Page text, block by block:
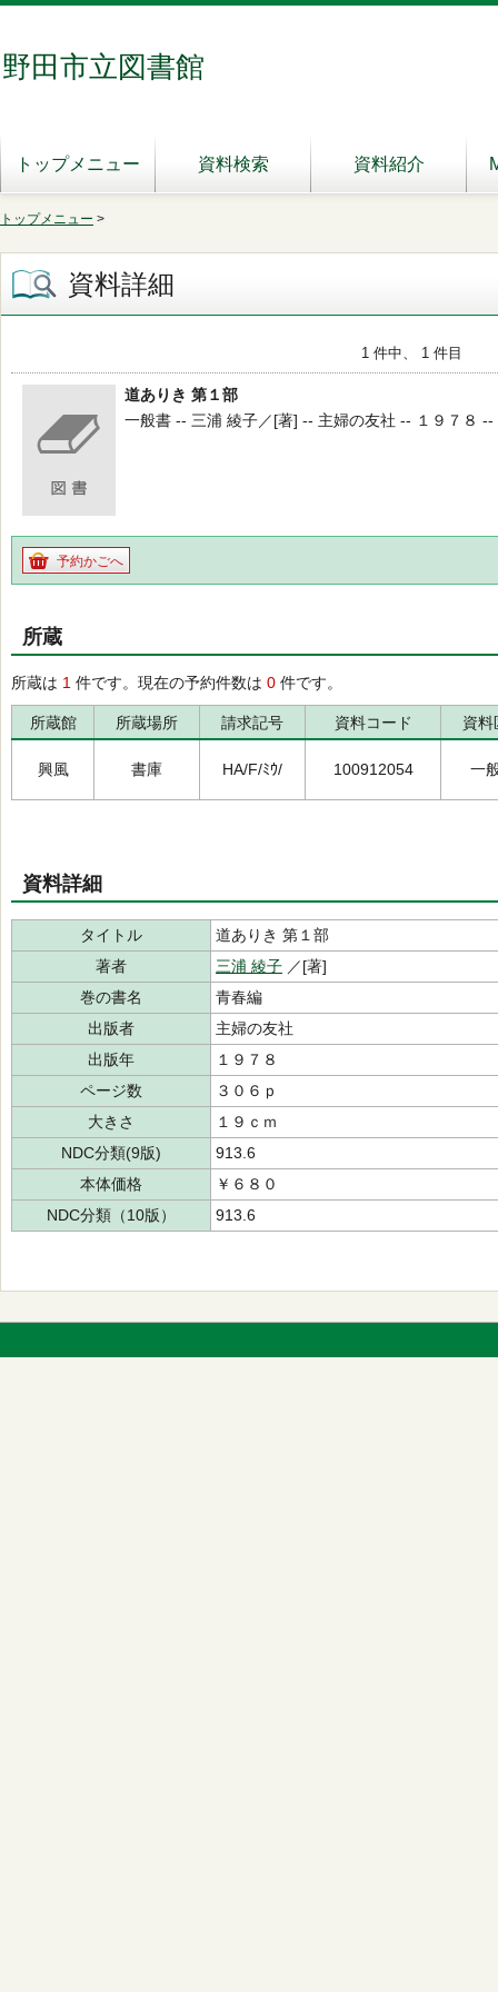
野田市立図書館
トップメニュー 資料検索 資料紹介
トップメニュー >
資料詳細
1 件中、 1 件目
道ありき 第１部
一般書 -- 三浦 綾子／[著] -- 主婦の友社 -- １９７８ --
予約かごへ
所蔵
所蔵は 1 件です。現在の予約件数は 0 件です。
所蔵館 所蔵場所 請求記号 資料コード 資料
興風 書庫 HA/F/ﾐｳ/ 100912054 一
資料詳細
タイトル
道ありき 第１部
著者
三浦 綾子 ／[著]
巻の書名
青春編
出版者
主婦の友社
出版年
１９７８
ページ数
３０６ｐ
大きさ
１９ｃｍ
NDC分類(9版)
913.6
本体価格
￥６８０
NDC分類（10版）
913.6